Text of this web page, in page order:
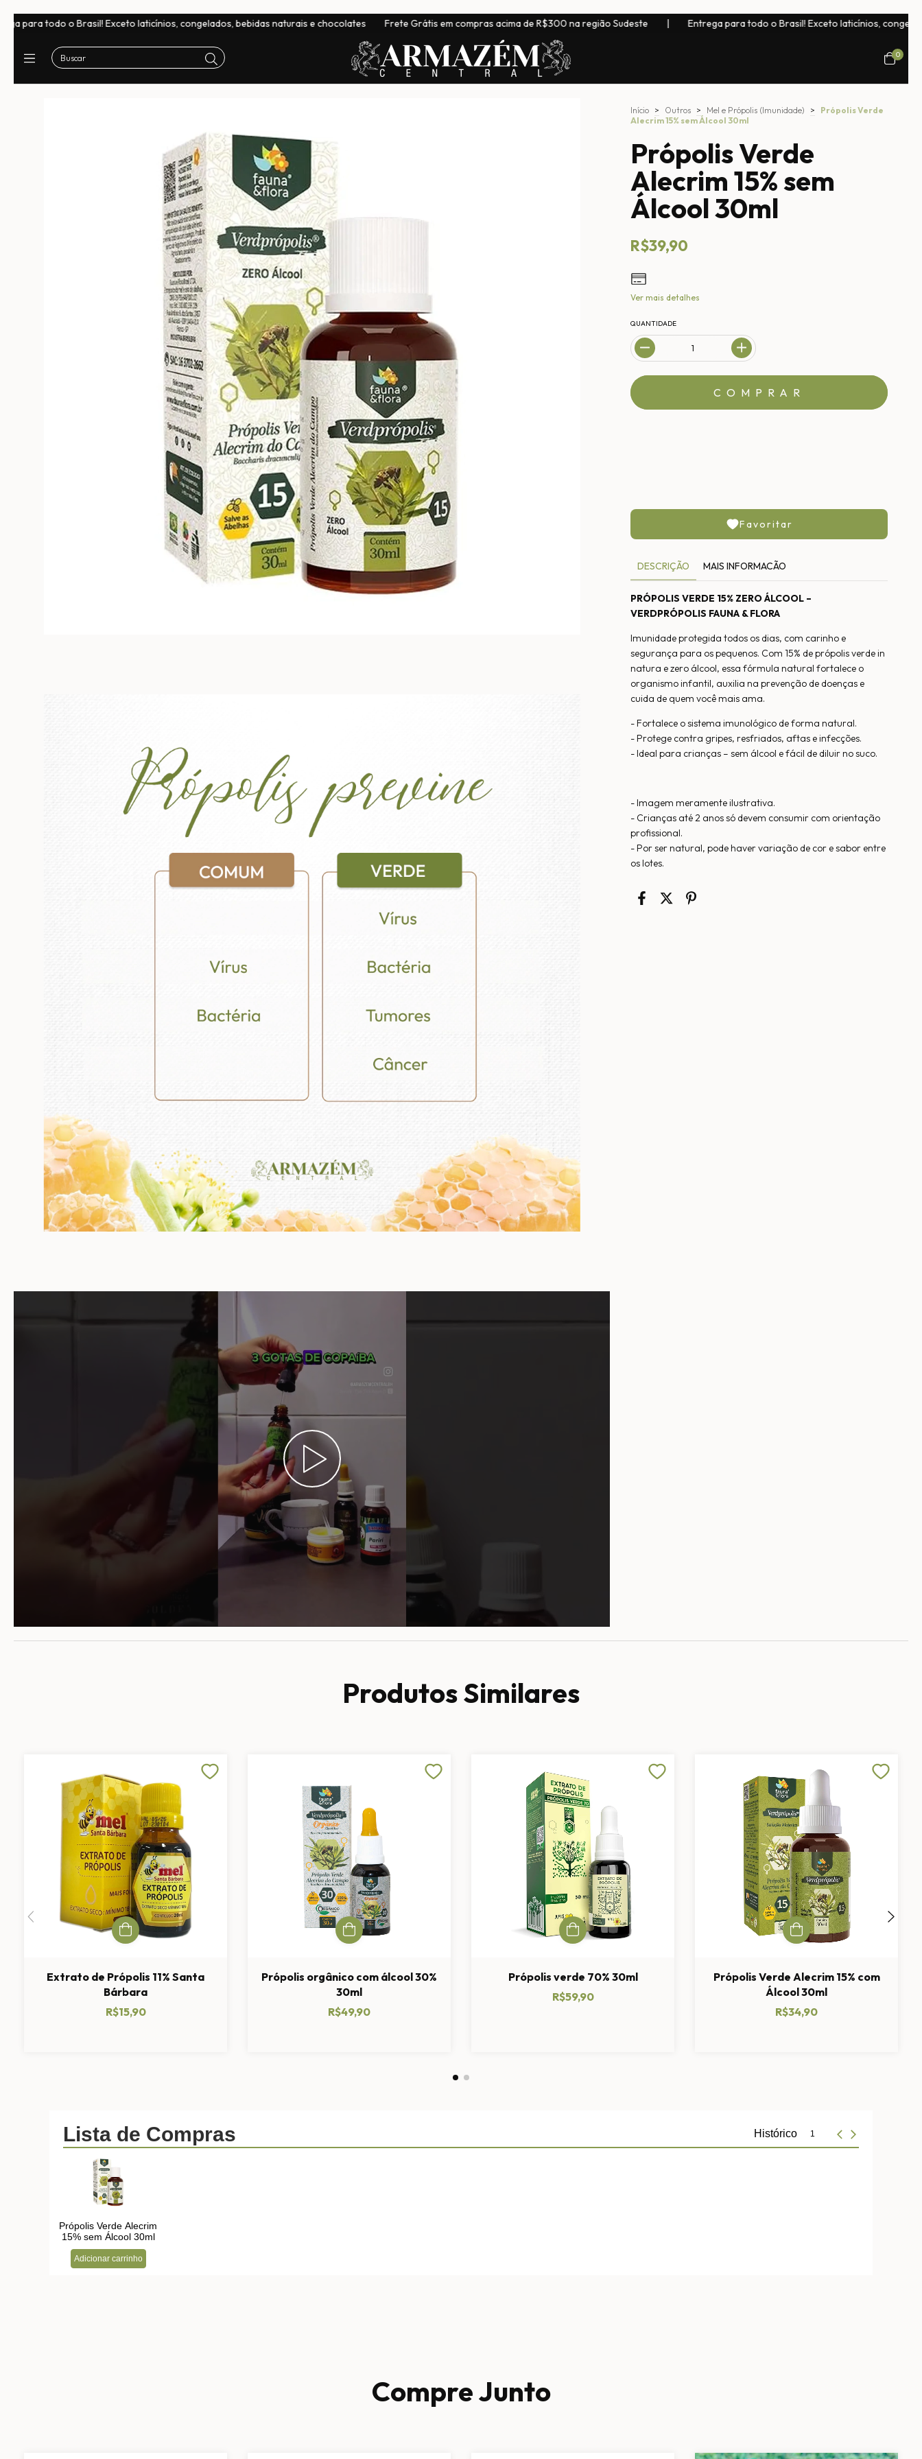
Exceto laticínios, congelados, bebidas naturais e chocolates Frete Grátis em compras acima de R$300 na região Sudeste | Entrega para todo o Brasil! Exceto laticínios, congelados, bebidas
0
Início > Outros > Mel e Própolis (Imunidade) >
Própolis Verde
Alecrim 15% sem Álcool 30ml
Própolis Verde
Alecrim 15% sem
Álcool 30ml
R$39,90
Ver mais detalhes
QUANTIDADE
Favoritar
DESCRIÇÃO MAIS INFORMACÃO
PRÓPOLIS VERDE 15% ZERO ÁLCOOL –
VERDPRÓPOLIS FAUNA & FLORA
Imunidade protegida todos os dias, com carinho e
segurança para os pequenos. Com 15% de própolis verde in
natura e zero álcool, essa fórmula natural fortalece o
organismo infantil, auxilia na prevenção de doenças e
cuida de quem você mais ama.
- Fortalece o sistema imunológico de forma natural.
- Protege contra gripes, resfriados, aftas e infecções.
- Ideal para crianças – sem álcool e fácil de diluir no suco.
- Imagem meramente ilustrativa.
- Crianças até 2 anos só devem consumir com orientação
profissional.
- Por ser natural, pode haver variação de cor e sabor entre
os lotes.
Produtos Similares
Extrato de Própolis 11% Santa
Bárbara
R$15,90
Própolis orgânico com álcool 30%
30ml
R$49,90
Própolis verde 70% 30ml
R$59,90
Própolis Verde Alecrim 15% com
Álcool 30ml
R$34,90
Compre Junto